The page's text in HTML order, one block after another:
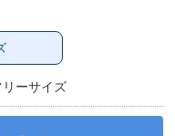
ーサイズ